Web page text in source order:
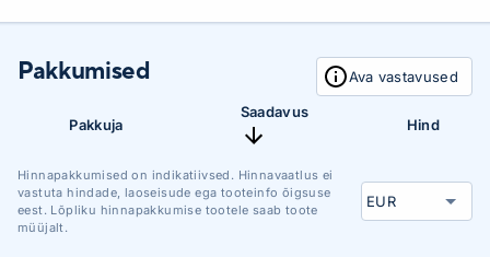
Pakkumised Ava vastavused
Pakkuja
Saadavus
Hind
Hinnapakkumised on indikatiivsed. Hinnavaatlus ei
vastuta hindade, laoseisude ega tooteinfo õigsuse
eest. Lõpliku hinnapakkumise tootele saab toote
müüjalt.